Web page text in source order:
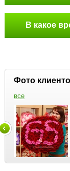
В какое
Фото
все